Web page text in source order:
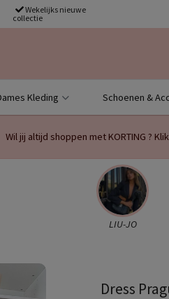
Wekelijks nieuwe
collectie
Kleding Schoenen &
Wil jij altijd shoppen met KORTING ?
LIU-JO
Dress